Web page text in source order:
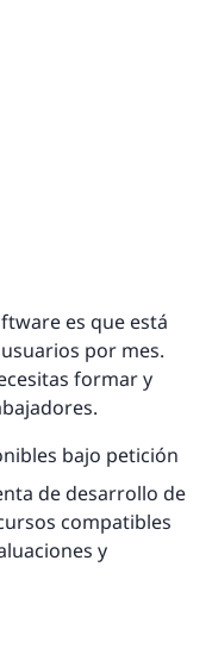
es que está
por mes.
formar y
bajo petición
de desarrollo de
compatibles
y